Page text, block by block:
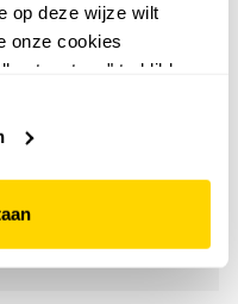
op deze wijze wilt
onze cookies
toestaan" te klikken.